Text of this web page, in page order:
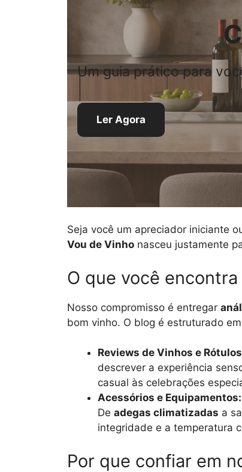
Um guia prático para
Ler Agora
Seja você um apreciador iniciante
Vou de Vinho nasceu justamente
O que você
Nosso compromisso é entregar
bom vinho. O blog é estruturado
Reviews de Vinhos e
descrever a experiência
casual às celebrações
Acessórios e Equipamentos:
De adegas climatizadas a
integridade e a temperatura
Por que confiar em